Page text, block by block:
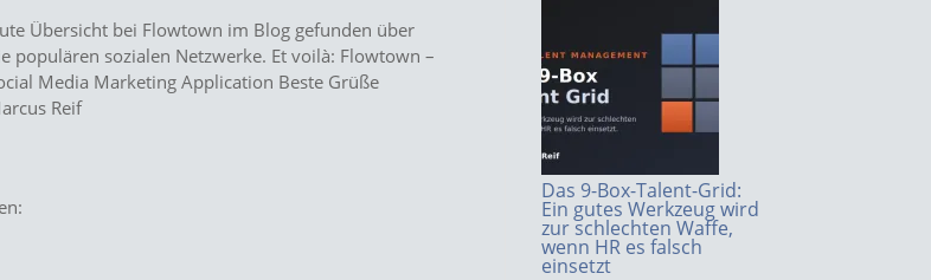
Übersicht bei Flowtown im Blog gefunden über
populären sozialen Netzwerke. Et voilà: Flowtown –
Media Marketing Application Beste Grüße
Reif
Das 9-Box-Talent-Grid:
Ein gutes Werkzeug wird
zur schlechten Waffe,
wenn HR es falsch
einsetzt